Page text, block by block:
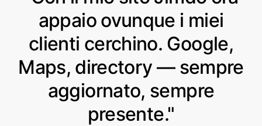
appaio ovunque i miei
clienti cerchino. Google,
Maps, directory — sempre
aggiornato, sempre
presente."